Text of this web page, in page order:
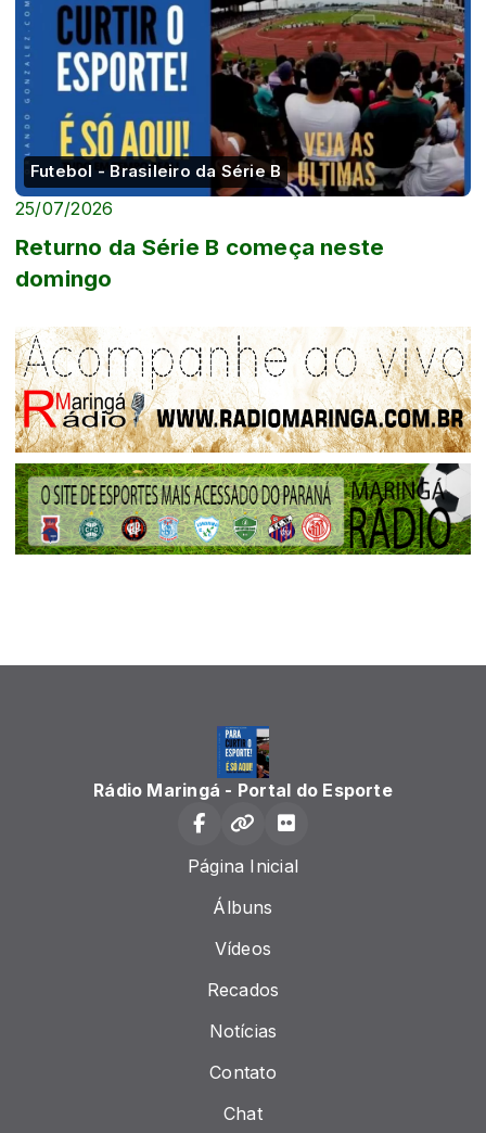
Futebol - Brasileiro da Série B
25/07/2026
Returno da Série B começa neste
domingo
Rádio Maringá - Portal do Esporte
Página Inicial
Álbuns
Vídeos
Recados
Notícias
Contato
Chat